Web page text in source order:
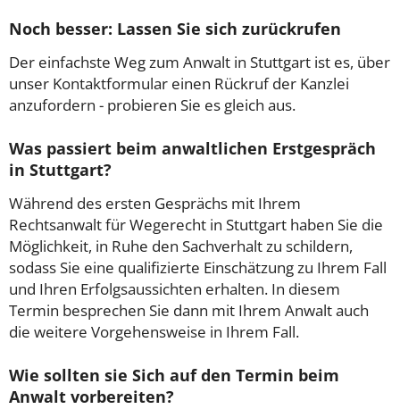
Noch besser: Lassen Sie sich zurückrufen
Der einfachste Weg zum Anwalt in Stuttgart ist es, über
unser Kontaktformular einen Rückruf der Kanzlei
anzufordern - probieren Sie es gleich aus.
Was passiert beim anwaltlichen Erstgespräch
in Stuttgart?
Während des ersten Gesprächs mit Ihrem
Rechtsanwalt für Wegerecht in Stuttgart haben Sie die
Möglichkeit, in Ruhe den Sachverhalt zu schildern,
sodass Sie eine qualifizierte Einschätzung zu Ihrem Fall
und Ihren Erfolgsaussichten erhalten. In diesem
Termin besprechen Sie dann mit Ihrem Anwalt auch
die weitere Vorgehensweise in Ihrem Fall.
Wie sollten sie Sich auf den Termin beim
Anwalt vorbereiten?